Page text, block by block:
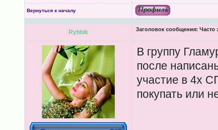
Вернуться к началу
Rybbik Заголовок сообщения: Часто
В группу
после
участие в 4х
покупать или